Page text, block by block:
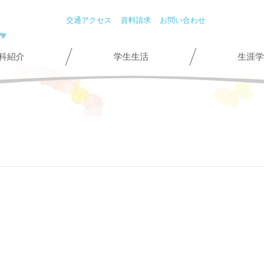
交通アクセス 資料請求 お問い合わせ
紹介 学生生活 生涯